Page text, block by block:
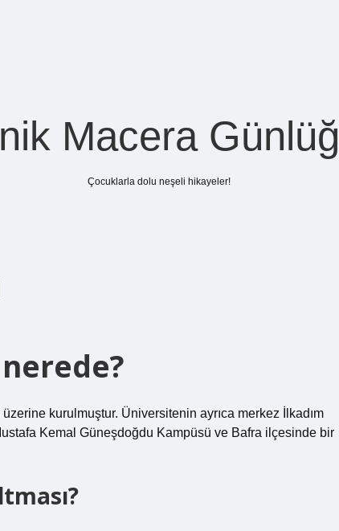
Macera
Çocuklarla dolu neşeli hikayeler!
kurulmuştur. Üniversitenin ayrıca merkez İlkadım
Kemal Güneşdoğdu Kampüsü ve Bafra ilçesinde bir